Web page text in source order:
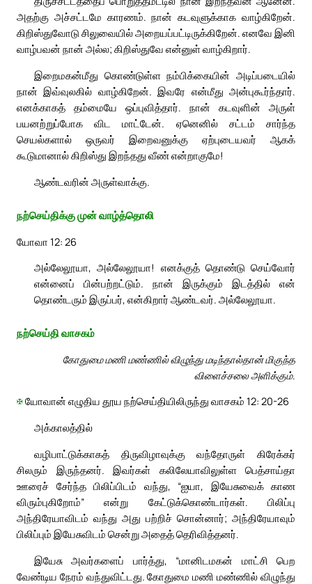
அதற்கு அச்சட்டமே காரணம். நான் கடவுளுக்காக வாழ்கிறேன்.
கிறிஸ்துவோடு சிலுவையில் அறையப்பட்டிருக்கிறேன். எனவே இனி
வாழ்பவன் நான் அல்ல; கிறிஸ்துவே என்னுள் வாழ்கிறார்.
இறைமகன்மீது கொண்டுள்ள நம்பிக்கையின் அடிப்படையில்
நான் இவ்வுலகில் வாழ்கிறேன். இவரே என்மீது அன்புகூர்ந்தார்.
எனக்காகத் தம்மையே ஒப்புவித்தார். நான் கடவுளின் அருள்
பயனற்றுப்போக விட மாட்டேன். ஏனெனில் சட்டம் சார்ந்த
செயல்களால் ஒருவர் இறைவனுக்கு ஏற்புடையவர் ஆகக்
கூடுமானால் கிறிஸ்து இறந்தது வீண் என்றாகுமே!
ஆண்டவரின் அருள்வாக்கு.
நற்செய்திக்கு முன் வாழ்த்தொலி
யோவா 12: 26
அல்லேலூயா, அல்லேலூயா! எனக்குத் தொண்டு செய்வோர்
என்னைப் பின்பற்றட்டும். நான் இருக்கும் இடத்தில் என்
தொண்டரும் இருப்பர், என்கிறார் ஆண்டவர். அல்லேலூயா.
நற்செய்தி வாசகம்
கோதுமை மணி மண்ணில் விழுந்து மடிந்தால்தான் மிகுந்த
விளைச்சலை அளிக்கும்.
✠யோவான் எழுதிய தூய நற்செய்தியிலிருந்து வாசகம் 12: 20-26
அக்காலத்தில்
வழிபாட்டுக்காகத் திருவிழாவுக்கு வந்தோருள் கிரேக்கர்
சிலரும் இருந்தனர். இவர்கள் கலிலேயாவிலுள்ள பெத்சாய்தா
ஊரைச் சேர்ந்த பிலிப்பிடம் வந்து, “ஐயா, இயேசுவைக் காண
விரும்புகிறோம்” என்று கேட்டுக்கொண்டார்கள். பிலிப்பு
அந்திரேயாவிடம் வந்து அது பற்றிச் சொன்னார்; அந்திரேயாவும்
பிலிப்பும் இயேசுவிடம் சென்று அதைத் தெரிவித்தனர்.
இயேசு அவர்களைப் பார்த்து, “மானிடமகன் மாட்சி பெற
வேண்டிய நேரம் வந்துவிட்டது. கோதுமை மணி மண்ணில் விழுந்து